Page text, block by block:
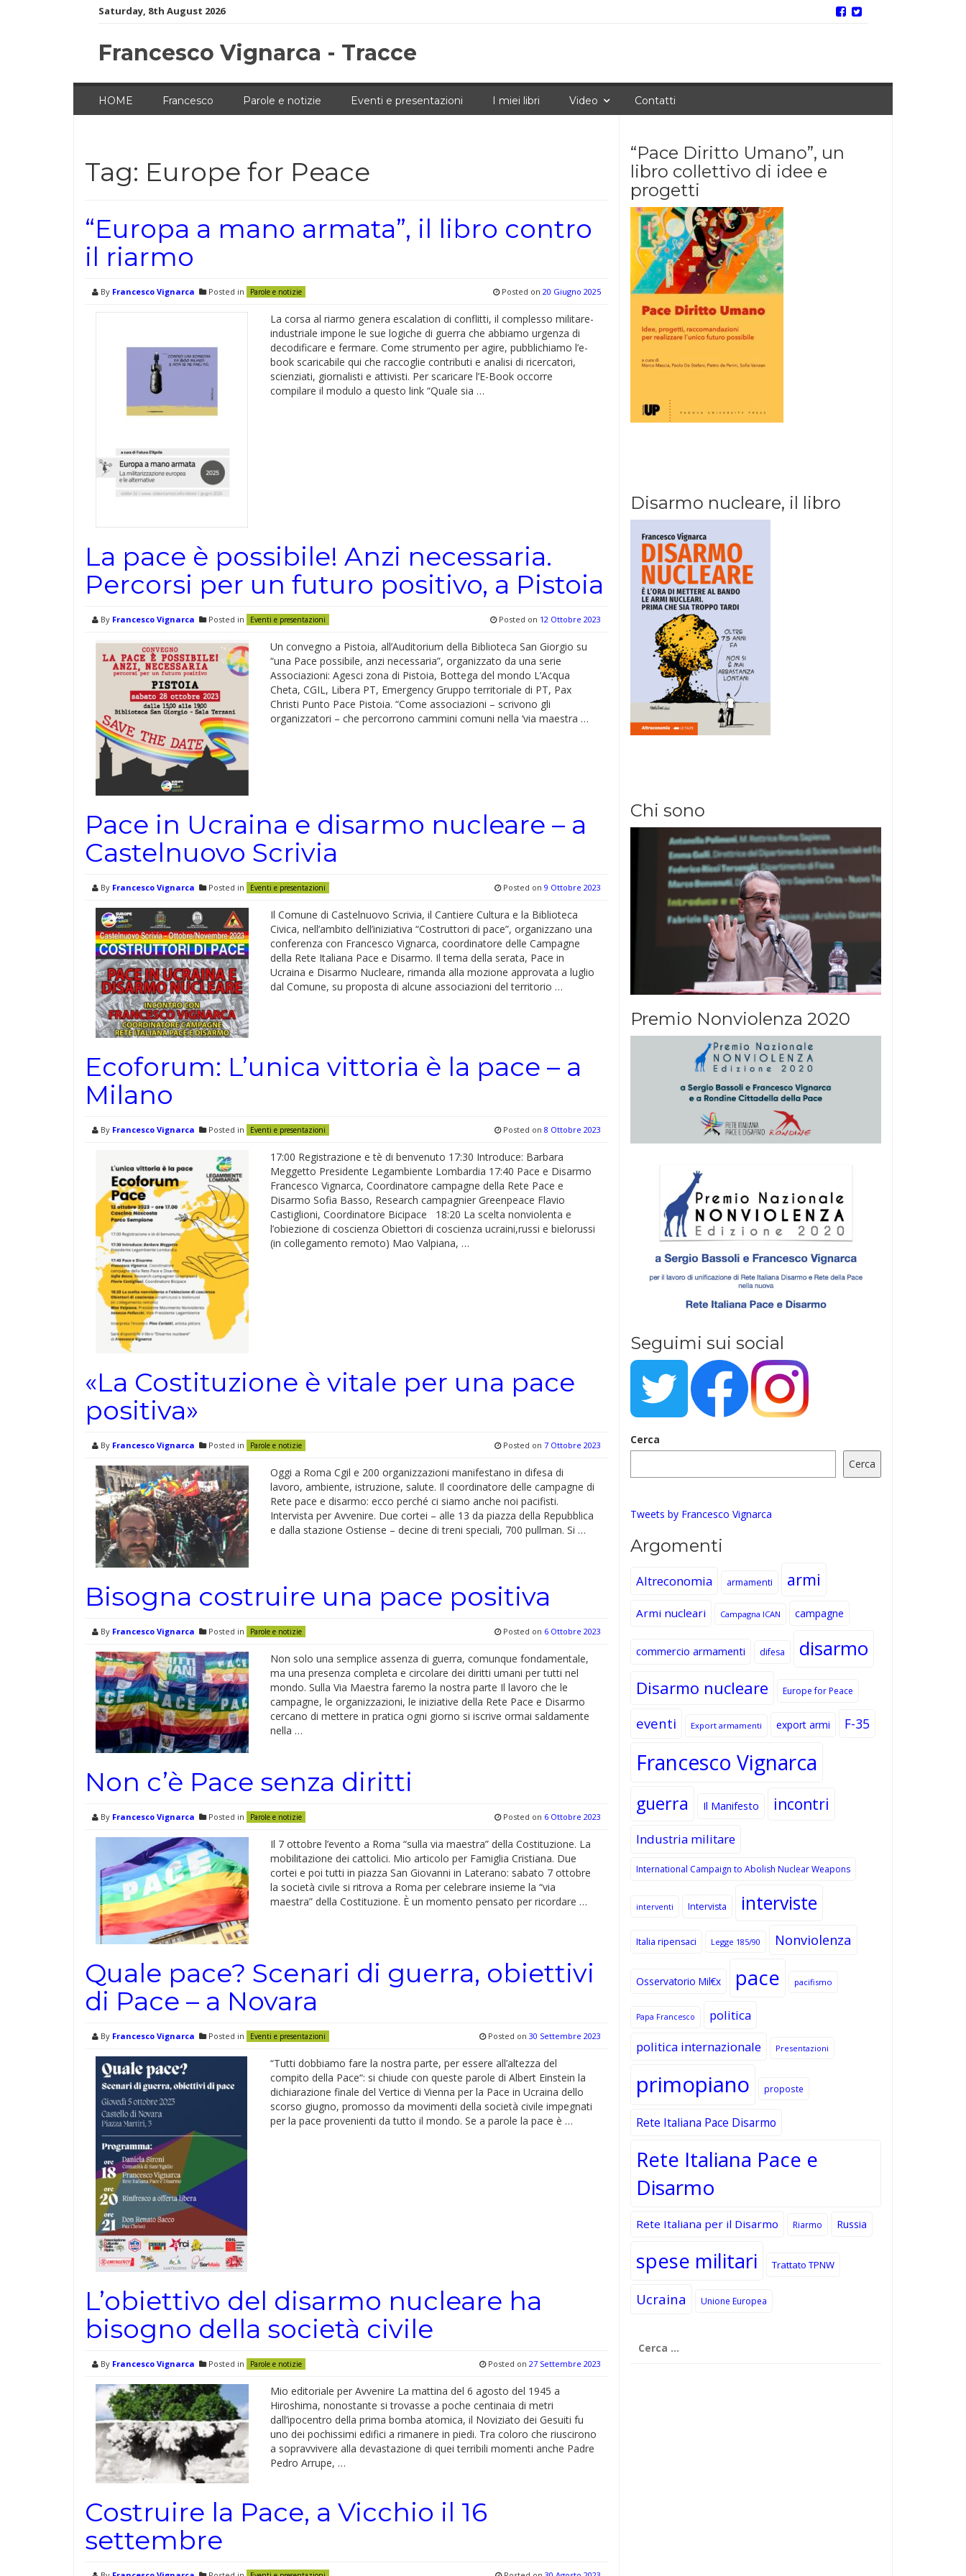
Saturday, 8th August 2026
Francesco Vignarca - Tracce
HOME Francesco Parole e notizie Eventi e presentazioni I miei libri Video Contatti
Tag: Europe for Peace
“Europa a mano armata”, il libro contro
il riarmo
By Francesco Vignarca Posted in Parole e notizie Posted on 20 Giugno 2025
La corsa al riarmo genera escalation di conflitti, il complesso militare-
industriale impone le sue logiche di guerra che abbiamo urgenza di
decodificare e fermare. Come strumento per agire, pubblichiamo l’e-
book scaricabile qui che raccoglie contributi e analisi di ricercatori,
scienziati, giornalisti e attivisti. Per scaricare l’E-Book occorre
compilare il modulo a questo link “Quale sia …
La pace è possibile! Anzi necessaria.
Percorsi per un futuro positivo, a Pistoia
By Francesco Vignarca Posted in Eventi e presentazioni Posted on 12 Ottobre 2023
Un convegno a Pistoia, all’Auditorium della Biblioteca San Giorgio su
“una Pace possibile, anzi necessaria”, organizzato da una serie
Associazioni: Agesci zona di Pistoia, Bottega del mondo L’Acqua
Cheta, CGIL, Libera PT, Emergency Gruppo territoriale di PT, Pax
Christi Punto Pace Pistoia. “Come associazioni – scrivono gli
organizzatori – che percorrono cammini comuni nella ‘via maestra …
Pace in Ucraina e disarmo nucleare – a
Castelnuovo Scrivia
By Francesco Vignarca Posted in Eventi e presentazioni Posted on 9 Ottobre 2023
Il Comune di Castelnuovo Scrivia, il Cantiere Cultura e la Biblioteca
Civica, nell’ambito dell’iniziativa “Costruttori di pace”, organizzano una
conferenza con Francesco Vignarca, coordinatore delle Campagne
della Rete Italiana Pace e Disarmo. Il tema della serata, Pace in
Ucraina e Disarmo Nucleare, rimanda alla mozione approvata a luglio
dal Comune, su proposta di alcune associazioni del territorio …
Ecoforum: L’unica vittoria è la pace – a
Milano
By Francesco Vignarca Posted in Eventi e presentazioni Posted on 8 Ottobre 2023
17:00 Registrazione e tè di benvenuto 17:30 Introduce: Barbara
Meggetto Presidente Legambiente Lombardia 17:40 Pace e Disarmo
Francesco Vignarca, Coordinatore campagne della Rete Pace e
Disarmo Sofia Basso, Research campagnier Greenpeace Flavio
Castiglioni, Coordinatore Bicipace 18:20 La scelta nonviolenta e
l’obiezione di coscienza Obiettori di coscienza ucraini,russi e bielorussi
(in collegamento remoto) Mao Valpiana, …
«La Costituzione è vitale per una pace
positiva»
By Francesco Vignarca Posted in Parole e notizie Posted on 7 Ottobre 2023
Oggi a Roma Cgil e 200 organizzazioni manifestano in difesa di
lavoro, ambiente, istruzione, salute. Il coordinatore delle campagne di
Rete pace e disarmo: ecco perché ci siamo anche noi pacifisti.
Intervista per Avvenire. Due cortei – alle 13 da piazza della Repubblica
e dalla stazione Ostiense – decine di treni speciali, 700 pullman. Si …
Bisogna costruire una pace positiva
By Francesco Vignarca Posted in Parole e notizie Posted on 6 Ottobre 2023
Non solo una semplice assenza di guerra, comunque fondamentale,
ma una presenza completa e circolare dei diritti umani per tutti nel
mondo. Sulla Via Maestra faremo la nostra parte Il lavoro che le
campagne, le organizzazioni, le iniziative della Rete Pace e Disarmo
cercano di mettere in pratica ogni giorno si iscrive ormai saldamente
nella …
Non c’è Pace senza diritti
By Francesco Vignarca Posted in Parole e notizie Posted on 6 Ottobre 2023
Il 7 ottobre l’evento a Roma “sulla via maestra” della Costituzione. La
mobilitazione dei cattolici. Mio articolo per Famiglia Cristiana. Due
cortei e poi tutti in piazza San Giovanni in Laterano: sabato 7 ottobre
la società civile si ritrova a Roma per celebrare insieme la “via
maestra” della Costituzione. È un momento pensato per ricordare …
Quale pace? Scenari di guerra, obiettivi
di Pace – a Novara
By Francesco Vignarca Posted in Eventi e presentazioni Posted on 30 Settembre 2023
“Tutti dobbiamo fare la nostra parte, per essere all’altezza del
compito della Pace“: si chiude con queste parole di Albert Einstein la
dichiarazione finale del Vertice di Vienna per la Pace in Ucraina dello
scorso giugno, promosso da movimenti della società civile impegnati
per la pace provenienti da tutto il mondo. Se a parole la pace è …
L’obiettivo del disarmo nucleare ha
bisogno della società civile
By Francesco Vignarca Posted in Parole e notizie Posted on 27 Settembre 2023
Mio editoriale per Avvenire La mattina del 6 agosto del 1945 a
Hiroshima, nonostante si trovasse a poche centinaia di metri
dall’ipocentro della prima bomba atomica, il Noviziato dei Gesuiti fu
uno dei pochissimi edifici a rimanere in piedi. Tra coloro che riuscirono
a sopravvivere alla devastazione di quei terribili momenti anche Padre
Pedro Arrupe, …
Costruire la Pace, a Vicchio il 16
settembre
“Pace Diritto Umano”, un
libro collettivo di idee e
progetti
Disarmo nucleare, il libro
Chi sono
Premio Nonviolenza 2020
Seguimi sui social
Cerca
Cerca
Tweets by Francesco Vignarca
Argomenti
Altreconomia armamenti armi
Armi nucleari Campagna ICAN campagne
commercio armamenti difesa disarmo
Disarmo nucleare Europe for Peace
eventi Export armamenti export armi F-35
Francesco Vignarca
guerra Il Manifesto incontri
Industria militare
International Campaign to Abolish Nuclear Weapons
interventi Intervista interviste
Italia ripensaci Legge 185/90 Nonviolenza
Osservatorio Mil€x pace pacifismo
Papa Francesco
politica
politica internazionale
Presentazioni
primopiano proposte
Rete Italiana Pace Disarmo
Rete Italiana Pace e
Disarmo
Rete Italiana per il Disarmo Riarmo Russia
spese militari Trattato TPNW
Ucraina Unione Europea
per: